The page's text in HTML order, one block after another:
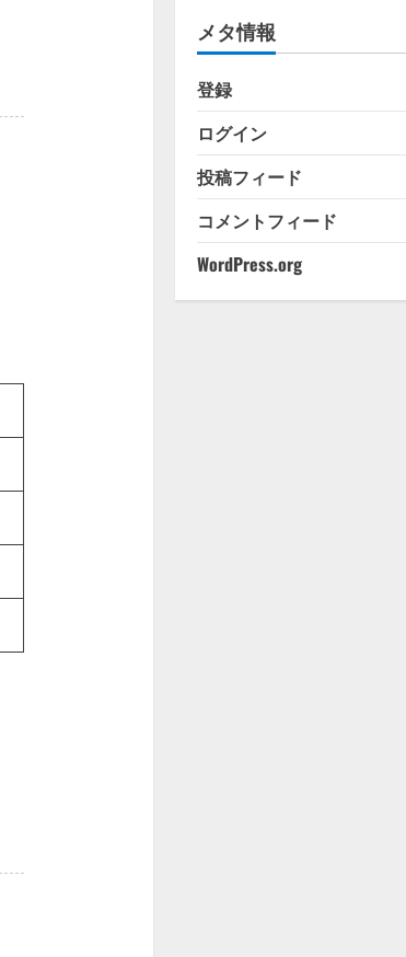
ー
メタ情報
登録
ログイン
投稿フィード
コメントフィード
WordPress.org